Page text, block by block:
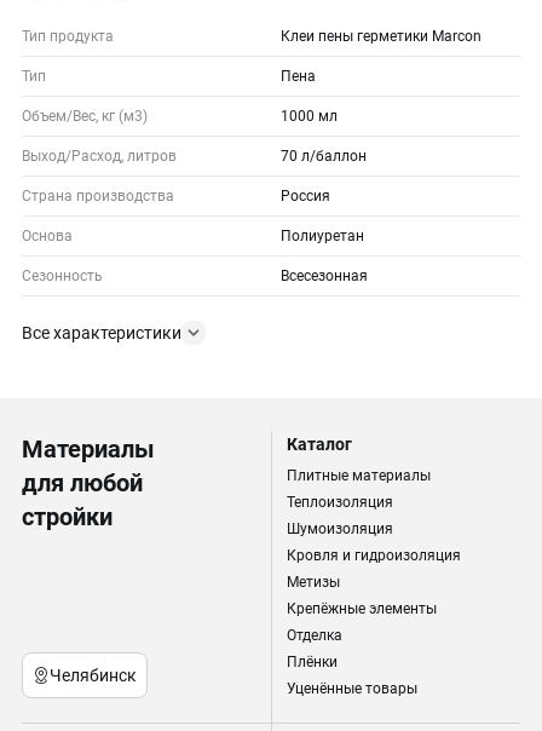
Тип продукта Клеи пены герметики Marcon
Тип Пена
Объем/Вес, кг (м3) 1000 мл
Выход/Расход, литров 70 л/баллон
Страна производства Россия
Основа Полиуретан
Сезонность Всесезонная
Все характеристики
Материалы
для любой
стройки
Челябинск
Каталог
Плитные материалы
Теплоизоляция
Шумоизоляция
Кровля и гидроизоляция
Метизы
Крепёжные элементы
Отделка
Плёнки
Уценённые товары